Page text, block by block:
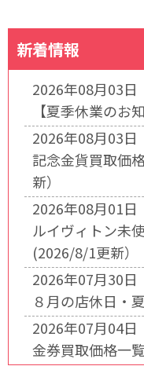
新着情報
2026年08月03日
【夏季休業のお
2026年08月03日
記念金貨買取価
新）
2026年08月01日
ルイヴィトン未
(2026/8/1更新）
2026年07月30日
８月の店休日・
2026年07月04日
金券買取価格一